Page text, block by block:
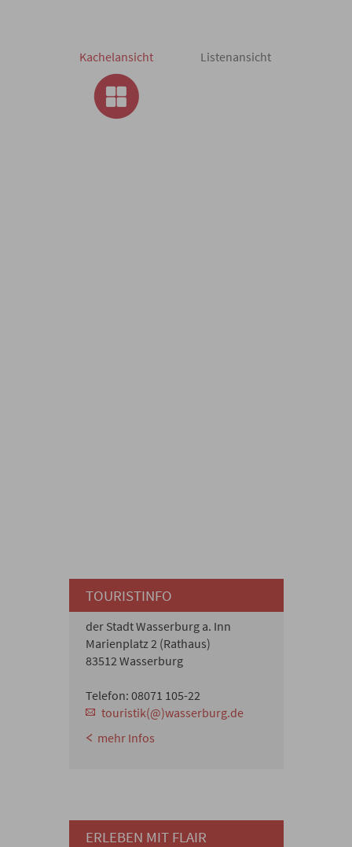
Listenansicht
Kachelansicht
TOURISTINFO
der Stadt Wasserburg a. Inn
Marienplatz 2 (Rathaus)
83512 Wasserburg
Telefon: 08071 105-22
touristik(@)wasserburg.de
mehr Infos
ERLEBEN MIT FLAIR